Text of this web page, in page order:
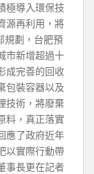
極導入環保技
源再利用，將
規劃，台肥預
市新增超過十
成完善的回收
包裝容器以及
技術，將廢棄
料，真正落實
應了政府近年
以實際行動帶
事長更在記者